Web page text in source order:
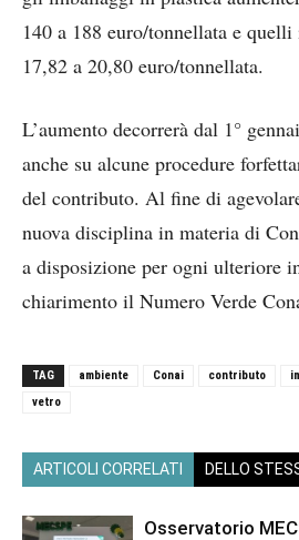
140 a 188 euro/tonnellata e
17,82 a 20,80 euro/tonnellata.
L’aumento decorrerà dal 1°
anche su alcune procedure
del contributo. Al fine di
nuova disciplina in materia di
a disposizione per ogni ulteriore
chiarimento il Numero Verde
TAG ambiente Conai contributo
vetro
ARTICOLI CORRELATI DELLO
Osservatorio